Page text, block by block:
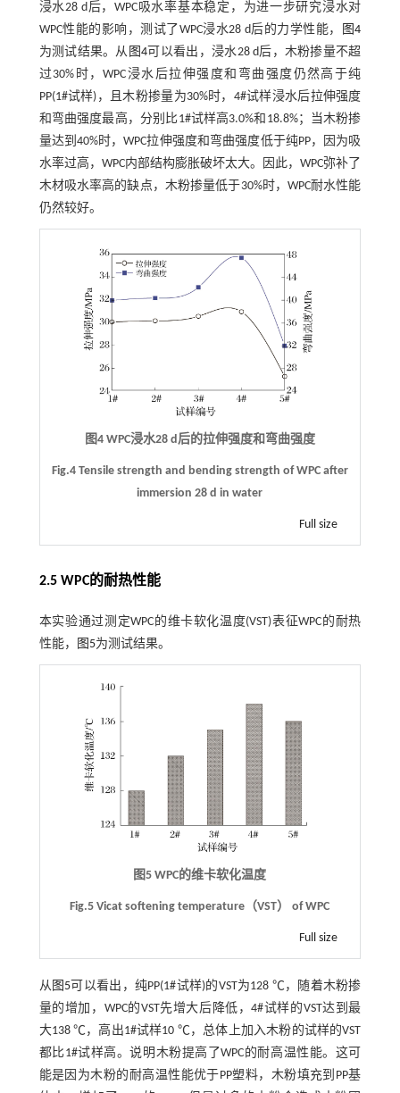
浸水28 d后，WPC吸水率基本稳定，为进一步研究浸水对
WPC性能的影响，测试了WPC浸水28 d后的力学性能，
图4
为测试结果。从 图4可以看出，浸水28 d后，木粉掺量不超
过30%时，WPC浸水后拉伸强度和弯曲强度仍然高于纯
PP(1#试样)，且木粉掺量为30%时，4#试样浸水后拉伸强度
和弯曲强度最高，分别比1#试样高3.0%和18.8%；当木粉掺
量达到40%时，WPC拉伸强度和弯曲强度低于纯PP，因为吸
水率过高，WPC内部结构膨胀破坏太大。因此，WPC弥补了
木材吸水率高的缺点，木粉掺量低于30%时，WPC耐水性能
仍然较好。
图4 WPC浸水28 d后的拉伸强度和弯曲强度
Fig.4 Tensile strength and bending strength of WPC after
immersion 28 d in water
Full size
2.5 WPC的耐热性能
本实验通过测定WPC的维卡软化温度(VST)表征WPC的耐热
性能，
图5为测试结果。
图5 WPC的维卡软化温度
Fig.5 Vicat softening temperature（VST） of WPC
Full size
从图5可以看出，纯PP(1#试样)的VST为128 ℃，随着木粉掺
量的增加，WPC的VST先增大后降低，4#试样的VST达到最
大138 ℃，高出1#试样10 ℃，总体上加入木粉的试样的VST
都比1#试样高。说明木粉提高了WPC的耐高温性能。这可
能是因为木粉的耐高温性能优于PP塑料，木粉填充到PP基